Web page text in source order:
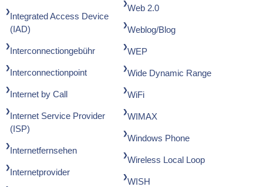
Integrated Access Device
(IAD)
Interconnectiongebühr
Interconnectionpoint
Internet by Call
Internet Service Provider
(ISP)
Internetfernsehen
Internetprovider
Web 2.0
Weblog/Blog
WEP
Wide Dynamic Range
WiFi
WIMAX
Windows Phone
Wireless Local Loop
WISH